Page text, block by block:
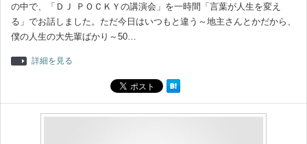
の中で、「ＤＪ ＰＯＣＫＹの講演会」を一時間「言葉が人生を変え
る」でお話しました。ただ今日はいつもと違う～地主さんとかだから、
僕の人生の大先輩ばかり～50…
詳細を見る